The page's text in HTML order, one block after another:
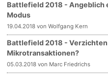
Battlefield 2018 - Angeblich
Modus
19.04.2018 von Wolfgang Kern
Battlefield 2018 -
Mikrotransaktionen?
05.03.2018 von Marc Friedrichs